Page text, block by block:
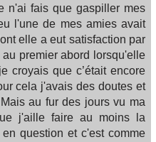
n'ai fais que gaspiller mes
l'une de mes amies avait
elle a eut satisfaction par
premier abord lorsqu'elle
croyais que c’était encore
cela j'avais des doutes et
au fur des jours vu ma
j'aille faire au moins la
question et c'est comme